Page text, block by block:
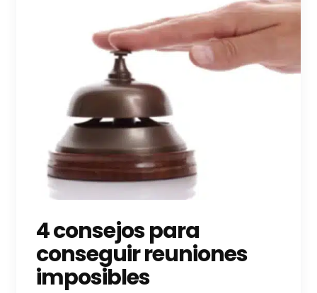
4 consejos para
conseguir reuniones
imposibles